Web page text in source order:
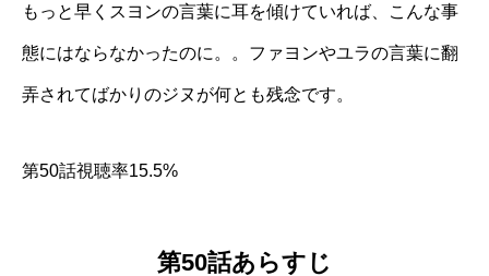
もっと早くスヨンの言葉に耳を傾けていれば、こんな事
態にはならなかったのに。。ファヨンやユラの言葉に翻
弄されてばかりのジヌが何とも残念です。
第50話視聴率15.5%
第50話あらすじ